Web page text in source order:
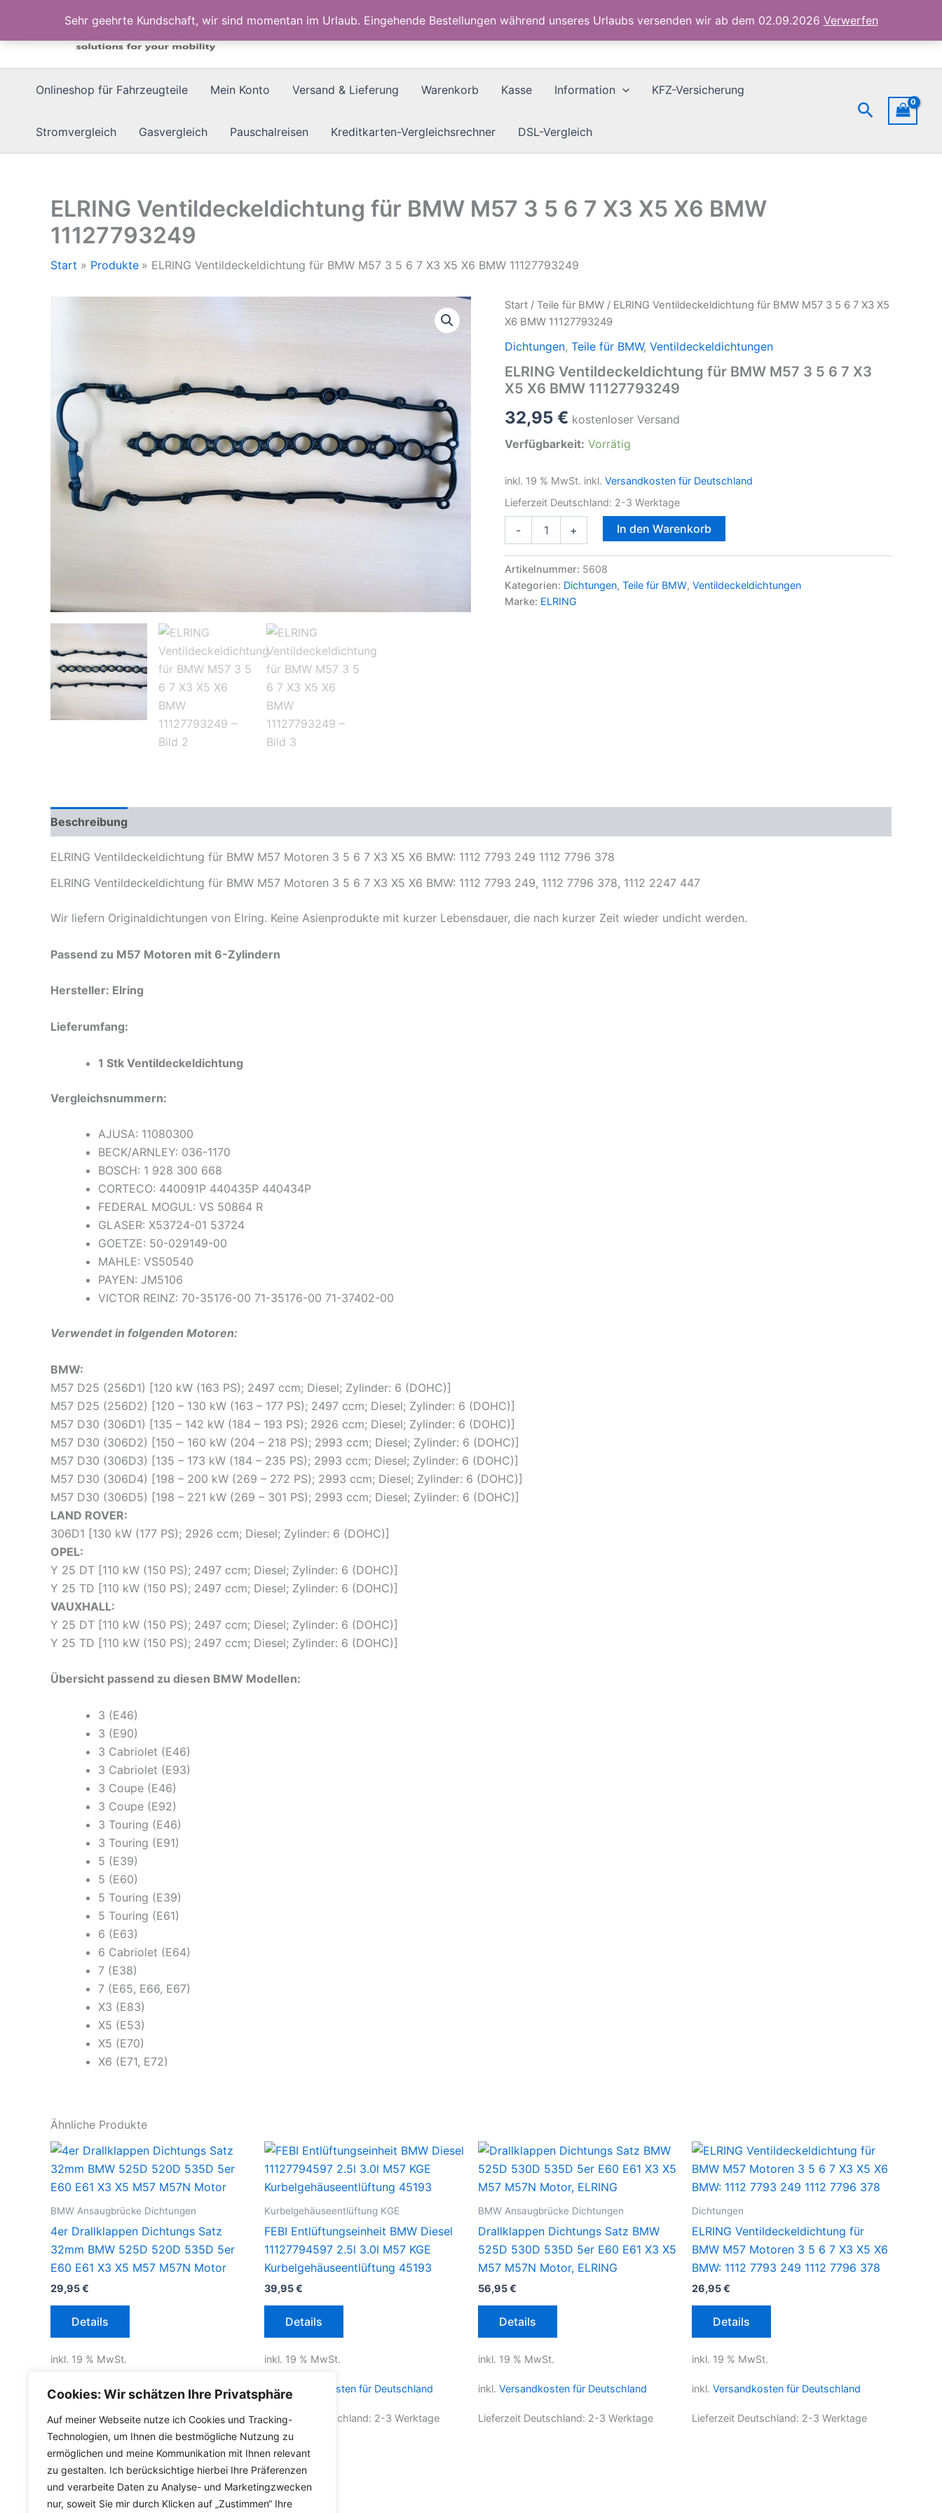
Cookies: Wir schätzen Ihre Privatsphäre
Auf meiner Webseite nutze ich Cookies und Tracking-
Technologien, um Ihnen die bestmögliche Nutzung zu
ermöglichen und meine Kommunikation mit Ihnen relevant
zu gestalten. Ich berücksichtige hierbei Ihre Präferenzen
und verarbeite Daten zu Analyse- und Marketingzwecken
nur, soweit Sie mir durch Klicken auf „Zustimmen“ Ihre
Sehr geehrte Kundschaft, wir sind momentan im Urlaub. Eingehende Bestellungen während unseres Urlaubs versenden wir ab dem 02.09.2026 Verwerfen
springen
Onlineshop für Fahrzeugteile Mein Konto Versand & Lieferung Warenkorb Kasse Information KFZ-Versicherung
Stromvergleich Gasvergleich Pauschalreisen Kreditkarten-Vergleichsrechner DSL-Vergleich
Suchen
ELRING Ventildeckeldichtung für BMW M57 3 5 6 7 X3 X5 X6 BMW
11127793249
Start Produkte ELRING Ventildeckeldichtung für BMW M57 3 5 6 7 X3 X5 X6 BMW 11127793249
Start / Teile für BMW / ELRING Ventildeckeldichtung für BMW M57 3 5 6 7 X3 X5
X6 BMW 11127793249
Dichtungen, Teile für BMW, Ventildeckeldichtungen
ELRING Ventildeckeldichtung für BMW M57 3 5 6 7 X3
X5 X6 BMW 11127793249
32,95 € kostenloser Versand
Verfügbarkeit: Vorrätig
inkl. 19 % MwSt. inkl. Versandkosten für Deutschland
Lieferzeit Deutschland: 2-3 Werktage
-
Ventildeckeldichtung
BMW
3
5
+ In den Warenkorb
Artikelnummer: 5608
Kategorien: Dichtungen, Teile für BMW, Ventildeckeldichtungen
Marke: ELRING
Beschreibung
ELRING Ventildeckeldichtung für BMW M57 Motoren 3 5 6 7 X3 X5 X6 BMW: 1112 7793 249 1112 7796 378
ELRING Ventildeckeldichtung für BMW M57 Motoren 3 5 6 7 X3 X5 X6 BMW: 1112 7793 249, 1112 7796 378, 1112 2247 447
Wir liefern Originaldichtungen von Elring. Keine Asienprodukte mit kurzer Lebensdauer, die nach kurzer Zeit wieder undicht werden.
Passend zu M57 Motoren mit 6-Zylindern
Hersteller: Elring
Lieferumfang:
1 Stk Ventildeckeldichtung
Vergleichsnummern:
AJUSA: 11080300
BECK/ARNLEY: 036-1170
BOSCH: 1 928 300 668
CORTECO: 440091P 440435P 440434P
FEDERAL MOGUL: VS 50864 R
GLASER: X53724-01 53724
GOETZE: 50-029149-00
MAHLE: VS50540
PAYEN: JM5106
VICTOR REINZ: 70-35176-00 71-35176-00 71-37402-00
Verwendet in folgenden Motoren:
BMW:
M57 D25 (256D1) [120 kW (163 PS); 2497 ccm; Diesel; Zylinder: 6 (DOHC)]
M57 D25 (256D2) [120 – 130 kW (163 – 177 PS); 2497 ccm; Diesel; Zylinder: 6 (DOHC)]
M57 D30 (306D1) [135 – 142 kW (184 – 193 PS); 2926 ccm; Diesel; Zylinder: 6 (DOHC)]
M57 D30 (306D2) [150 – 160 kW (204 – 218 PS); 2993 ccm; Diesel; Zylinder: 6 (DOHC)]
M57 D30 (306D3) [135 – 173 kW (184 – 235 PS); 2993 ccm; Diesel; Zylinder: 6 (DOHC)]
M57 D30 (306D4) [198 – 200 kW (269 – 272 PS); 2993 ccm; Diesel; Zylinder: 6 (DOHC)]
M57 D30 (306D5) [198 – 221 kW (269 – 301 PS); 2993 ccm; Diesel; Zylinder: 6 (DOHC)]
LAND ROVER:
306D1 [130 kW (177 PS); 2926 ccm; Diesel; Zylinder: 6 (DOHC)]
OPEL:
Y 25 DT [110 kW (150 PS); 2497 ccm; Diesel; Zylinder: 6 (DOHC)]
Y 25 TD [110 kW (150 PS); 2497 ccm; Diesel; Zylinder: 6 (DOHC)]
VAUXHALL:
Y 25 DT [110 kW (150 PS); 2497 ccm; Diesel; Zylinder: 6 (DOHC)]
Y 25 TD [110 kW (150 PS); 2497 ccm; Diesel; Zylinder: 6 (DOHC)]
Übersicht passend zu diesen BMW Modellen:
3 (E46)
3 (E90)
3 Cabriolet (E46)
3 Cabriolet (E93)
3 Coupe (E46)
3 Coupe (E92)
3 Touring (E46)
3 Touring (E91)
5 (E39)
5 (E60)
5 Touring (E39)
5 Touring (E61)
6 (E63)
6 Cabriolet (E64)
7 (E38)
7 (E65, E66, E67)
X3 (E83)
X5 (E53)
X5 (E70)
X6 (E71, E72)
Ähnliche Produkte
BMW Ansaugbrücke Dichtungen
4er Drallklappen Dichtungs Satz
32mm BMW 525D 520D 535D 5er
E60 E61 X3 X5 M57 M57N Motor
29,95€
Details
inkl. 19 % MwSt.
inkl. Versandkosten für Deutschland
Lieferzeit Deutschland:2-3 Werktage
Kurbelgehäuseentlüftung KGE
FEBI Entlüftungseinheit BMW Diesel
11127794597 2.5l 3.0l M57 KGE
Kurbelgehäuseentlüftung 45193
39,95€
Details
inkl. 19 % MwSt.
inkl. Versandkosten für Deutschland
Lieferzeit Deutschland: 2-3 Werktage
BMW Ansaugbrücke Dichtungen
Drallklappen Dichtungs Satz BMW
525D 530D 535D 5er E60 E61 X3 X5
M57 M57N Motor, ELRING
56,95€
Details
inkl. 19 % MwSt.
inkl. Versandkosten für Deutschland
Lieferzeit Deutschland: 2-3 Werktage
Dichtungen
ELRING Ventildeckeldichtung für
BMW M57 Motoren 3 5 6 7 X3 X5 X6
BMW: 1112 7793 249 1112 7796 378
26,95€
Details
inkl. 19 % MwSt.
inkl. Versandkosten für Deutschland
Lieferzeit Deutschland: 2-3 Werktage
3
X5